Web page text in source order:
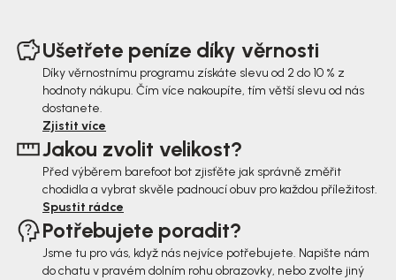
Ušetřete peníze díky věrnosti
Díky věrnostnímu programu získáte slevu od 2 do 10 % z
hodnoty nákupu. Čím více nakoupíte, tím větší slevu od nás
dostanete.
Zjistit více
Jakou zvolit velikost?
Před výběrem barefoot bot zjisťěte jak správně změřit
chodidla a vybrat skvěle padnoucí obuv pro každou příležitost.
Spustit rádce
Potřebujete poradit?
Jsme tu pro vás, když nás nejvíce potřebujete. Napište nám
do chatu v pravém dolním rohu obrazovky, nebo zvolte jiný